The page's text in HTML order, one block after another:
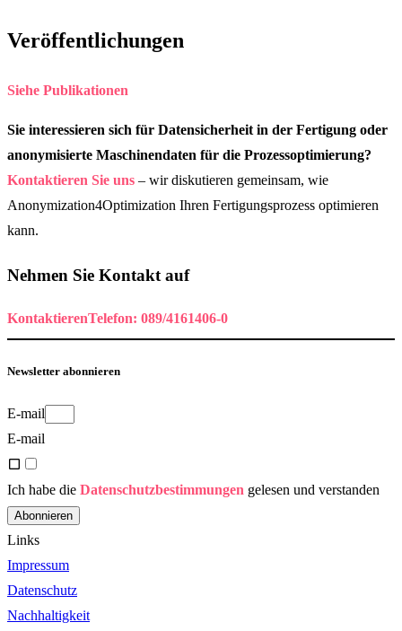
Veröffentlichungen
Siehe Publikationen
Sie interessieren sich für Datensicherheit in der Fertigung oder
anonymisierte Maschinendaten für die Prozessoptimierung?
Kontaktieren Sie uns – wir diskutieren gemeinsam, wie
Anonymization4Optimization Ihren Fertigungsprozess optimieren
kann.
Nehmen Sie Kontakt auf
KontaktierenTelefon: 089/4161406-0
Newsletter abonnieren
E-mail
E-mail
Ich habe die Datenschutzbestimmungen gelesen und verstanden
Abonnieren
Links
Impressum
Datenschutz
Nachhaltigkeit